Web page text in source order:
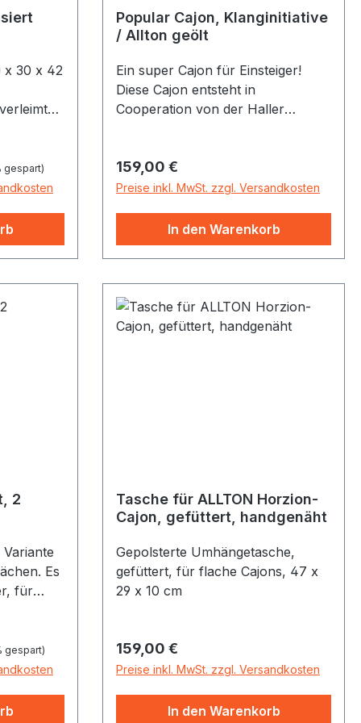
x 30 x 42
der
Der
ebenfalls
gespart)
Popular Cajon, Klanginitiative
/ Allton geölt
Ein super Cajon für Einsteiger!
Diese Cajon entsteht in
Cooperation von der Haller
Spielflächen (Bass- &
Snaresounds oder Latino-Conga-
Reflexöffnung bietet sie vielfältige
Klangmöglichkeiten, die lange
Spielfreude garantieren.
Empfohlen ab Alter von 8 Jahren,
sehr gut geeignet auch als Cajon
für Schulklassen / Gruppen.
Regulärer Preis:
159,00 €
Preise inkl. MwSt. zzgl. Versandkosten
In den Warenkorb
2
Es
für
ist so
gespart)
Tasche für ALLTON Horzion-
Cajon, gefüttert, handgenäht
Gepolsterte Umhängetasche,
gefüttert, für flache Cajons, 47 x
29 x 10 cm
Regulärer Preis:
159,00 €
Preise inkl. MwSt. zzgl. Versandkosten
In den Warenkorb